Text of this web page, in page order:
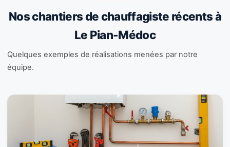
Nos chantiers de chauffagiste récents à
Le Pian-Médoc
Quelques exemples de réalisations menées par notre
équipe.